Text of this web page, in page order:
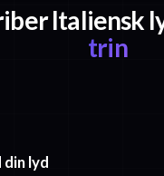
Italiensk
trin
din lyd